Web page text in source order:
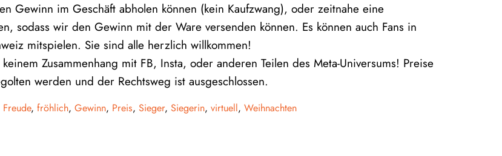
Gewinn im Geschäft abholen können (kein Kaufzwang), oder zeitnahe eine
sodass wir den Gewinn mit der Ware versenden können. Es können auch Fans in
mitspielen. Sie sind alle herzlich willkommen!
Zusammenhang mit FB, Insta, oder anderen Teilen des Meta-Universums! Preise
werden und der Rechtsweg ist ausgeschlossen.
Freude, fröhlich, Gewinn, Preis, Sieger, Siegerin, virtuell, Weihnachten